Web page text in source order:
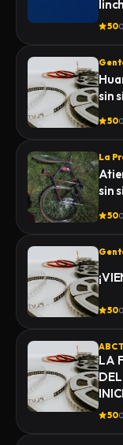
50
sin
50
La
sin
50
50
ABC
LA
50